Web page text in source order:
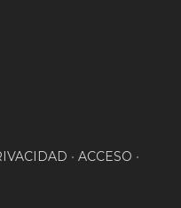
• ACCESO •